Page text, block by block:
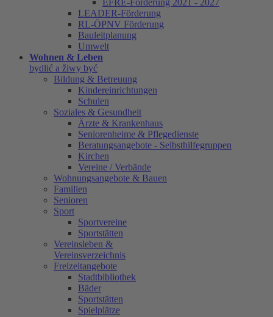
EFRE-Förderung 2021 - 2027
LEADER-Förderung
RL-ÖPNV Förderung
Bauleitplanung
Umwelt
Wohnen & Leben
bydlić a žiwy być
Bildung & Betreuung
Kindereinrichtungen
Schulen
Soziales & Gesundheit
Ärzte & Krankenhaus
Seniorenheime & Pflegedienste
Beratungsangebote - Selbsthilfegruppen
Kirchen
Vereine / Verbände
Wohnungsangebote & Bauen
Familien
Senioren
Sport
Sportvereine
Sportstätten
Vereinsleben &
Vereinsverzeichnis
Freizeitangebote
Stadtbibliothek
Bäder
Sportstätten
Spielplätze